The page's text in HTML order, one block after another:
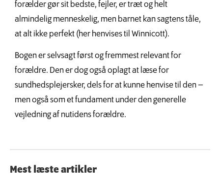
forælder gør sit bedste, fejler, er træt og helt
almindelig menneskelig, men barnet kan sagtens tåle,
at alt ikke perfekt (her henvises til Winnicott).
Bogen er selvsagt først og fremmest relevant for
forældre. Den er dog også oplagt at læse for
sundhedsplejersker, dels for at kunne henvise til den –
men også som et fundament under den generelle
vejledning af nutidens forældre.
Mest læste artikler